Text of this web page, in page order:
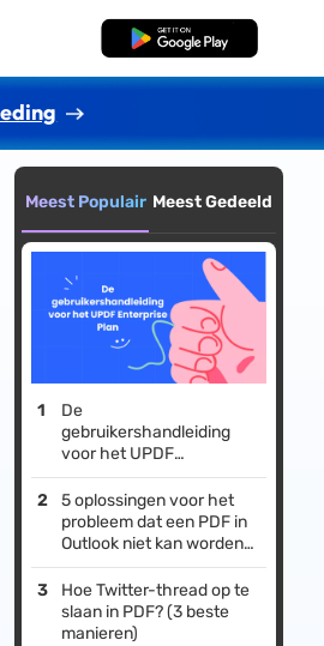
Gratis Download
Meest Populair Meest Gedeeld
De
gebruikershandleiding
voor het UPDF
Enterprise Plan
5 oplossingen voor het
probleem dat een PDF in
Outlook niet kan worden
geopend om bijlagen te
bekijken
Hoe Twitter-thread op te
slaan in PDF? (3 beste
manieren)